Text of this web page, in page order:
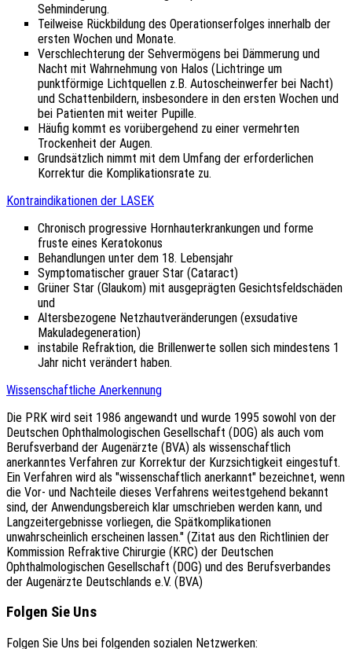
Sehminderung.
Teilweise Rückbildung des Operationserfolges innerhalb der
ersten Wochen und Monate.
Verschlechterung der Sehvermögens bei Dämmerung und
Nacht mit Wahrnehmung von Halos (Lichtringe um
punktförmige Lichtquellen z.B. Autoscheinwerfer bei Nacht)
und Schattenbildern, insbesondere in den ersten Wochen und
bei Patienten mit weiter Pupille.
Häufig kommt es vorübergehend zu einer vermehrten
Trockenheit der Augen.
Grundsätzlich nimmt mit dem Umfang der erforderlichen
Korrektur die Komplikationsrate zu.
Kontraindikationen der LASEK
Chronisch progressive Hornhauterkrankungen und forme
fruste eines Keratokonus
Behandlungen unter dem 18. Lebensjahr
Symptomatischer grauer Star (Cataract)
Grüner Star (Glaukom) mit ausgeprägten Gesichtsfeldschäden
und
Altersbezogene Netzhautveränderungen (exsudative
Makuladegeneration)
instabile Refraktion, die Brillenwerte sollen sich mindestens 1
Jahr nicht verändert haben.
Wissenschaftliche Anerkennung
Die PRK wird seit 1986 angewandt und wurde 1995 sowohl von der
Deutschen Ophthalmologischen Gesellschaft (DOG) als auch vom
Berufsverband der Augenärzte (BVA) als wissenschaftlich
anerkanntes Verfahren zur Korrektur der Kurzsichtigkeit eingestuft.
Ein Verfahren wird als "wissenschaftlich anerkannt" bezeichnet, wenn
die Vor- und Nachteile dieses Verfahrens weitestgehend bekannt
sind, der Anwendungsbereich klar umschrieben werden kann, und
Langzeitergebnisse vorliegen, die Spätkomplikationen
unwahrscheinlich erscheinen lassen." (Zitat aus den Richtlinien der
Kommission Refraktive Chirurgie (KRC) der Deutschen
Ophthalmologischen Gesellschaft (DOG) und des Berufsverbandes
der Augenärzte Deutschlands e.V. (BVA)
Folgen Sie Uns
Folgen Sie Uns bei folgenden sozialen Netzwerken: